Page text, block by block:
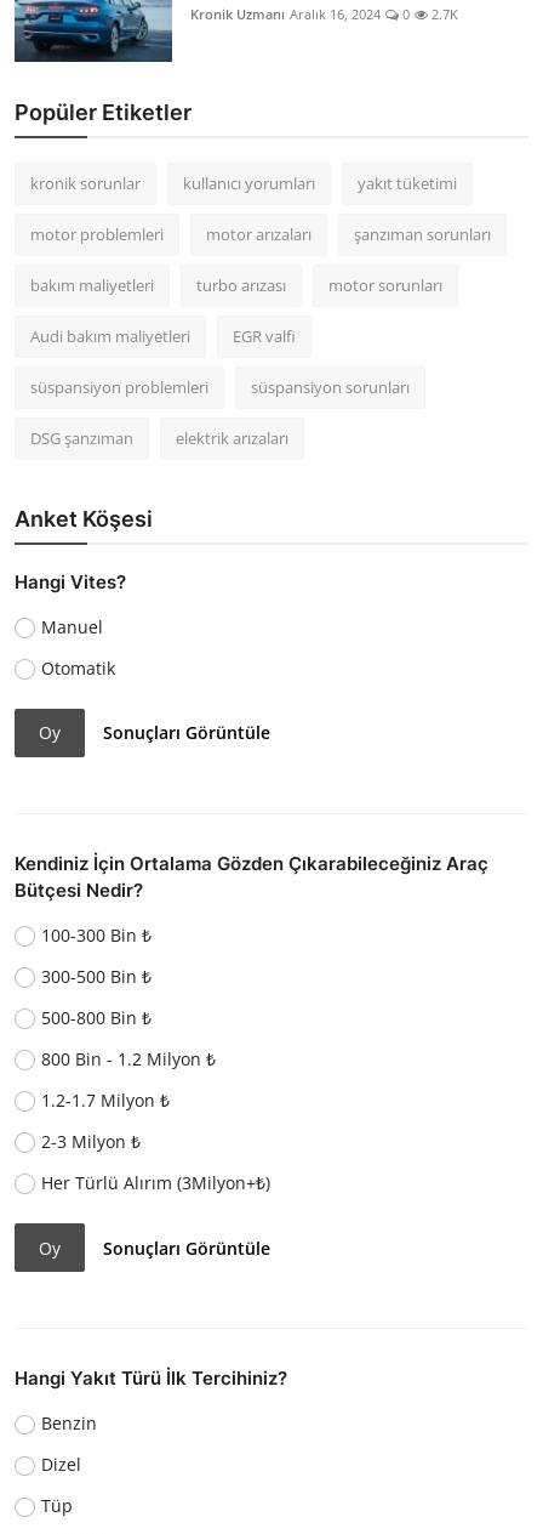
Kronik Uzmanı Aralık 16, 2024 0 2.7K
Popüler Etiketler
kronik sorunlar kullanıcı yorumları yakıt tüketimi
motor problemleri motor arızaları şanzıman sorunları
bakım maliyetleri turbo arızası motor sorunları
Audi bakım maliyetleri EGR valfi
süspansiyon problemleri süspansiyon sorunları
DSG şanzıman elektrik arızaları
Anket Köşesi
Hangi Vites?
Manuel
Otomatik
Oy Sonuçları Görüntüle
Kendiniz İçin Ortalama Gözden Çıkarabileceğiniz Araç
Bütçesi Nedir?
100-300 Bin ₺
300-500 Bin ₺
500-800 Bin ₺
800 Bin - 1.2 Milyon ₺
1.2-1.7 Milyon ₺
2-3 Milyon ₺
Her Türlü Alırım (3Milyon+₺)
Oy Sonuçları Görüntüle
Hangi Yakıt Türü İlk Tercihiniz?
Benzin
Dizel
Tüp